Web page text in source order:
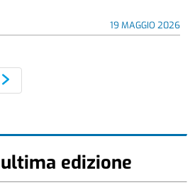
19 MAGGIO 2026
edizione